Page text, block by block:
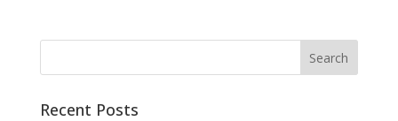
Recent Posts